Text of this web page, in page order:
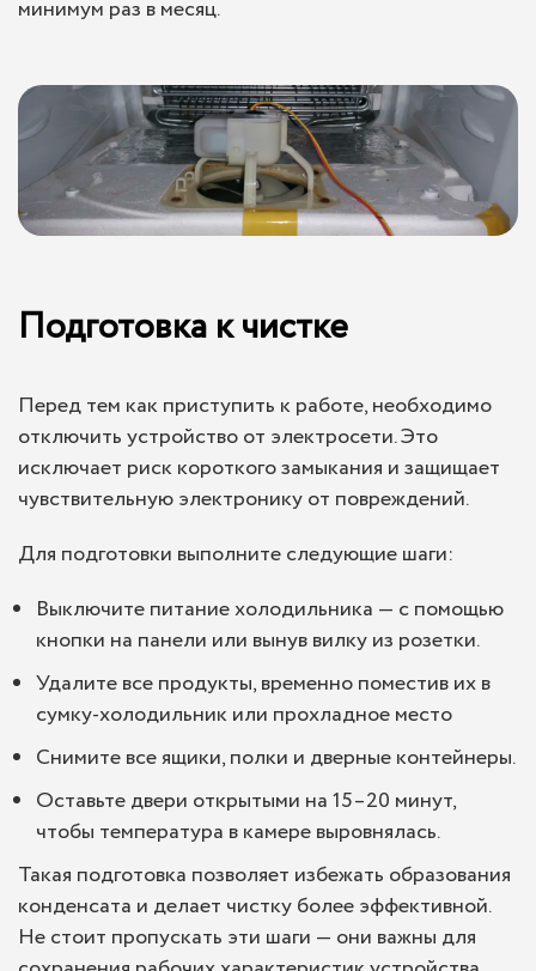
минимум раз в месяц.
Подготовка к чистке
Перед тем как приступить к работе, необходимо
отключить устройство от электросети. Это
исключает риск короткого замыкания и защищает
чувствительную электронику от повреждений.
Для подготовки выполните следующие шаги:
Выключите питание холодильника — с помощью
кнопки на панели или вынув вилку из розетки.
Удалите все продукты, временно поместив их в
сумку-холодильник или прохладное место
Снимите все ящики, полки и дверные контейнеры.
Оставьте двери открытыми на 15–20 минут,
чтобы температура в камере выровнялась.
Такая подготовка позволяет избежать образования
конденсата и делает чистку более эффективной.
Не стоит пропускать эти шаги — они важны для